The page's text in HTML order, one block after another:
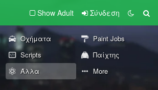
Show Adult Σύνδεση
Οχήματα
Paint Jobs
Scripts
Παίχτης
Άλλα More